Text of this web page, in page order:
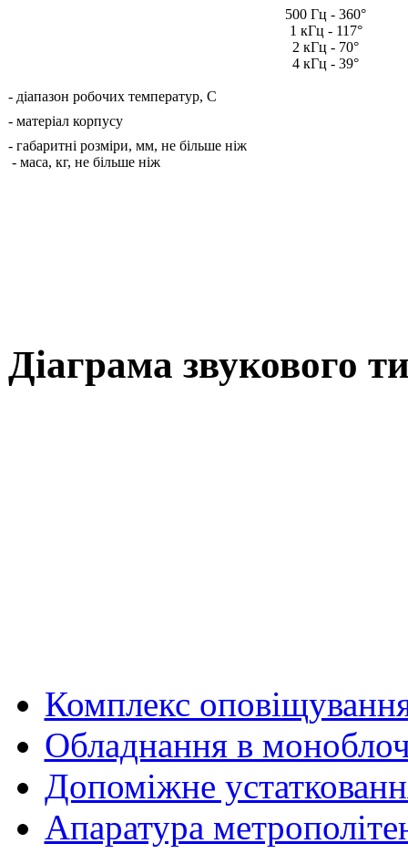
500 Гц - 360°
1 кГц - 117°
2 кГц - 70°
4 кГц - 39°
- діапазон робочих температур, С
- матеріал корпусу
- габаритні розміри, мм, не більше ніж
- маса, кг, не більше ніж
Діаграма звукового
Комплекс
Обладнання в
Допоміжне
Апаратура